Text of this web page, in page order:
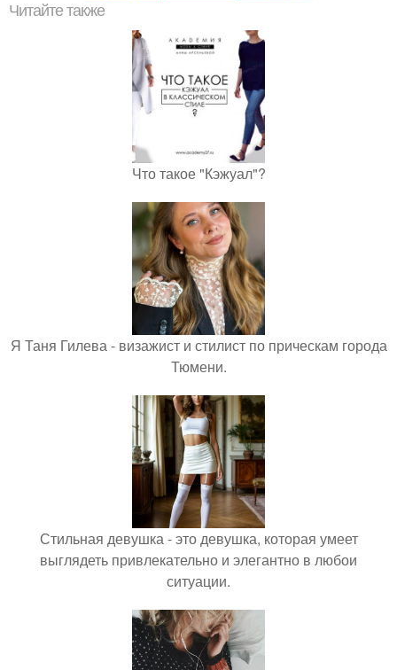
Читайте также
Что такое "Кэжуал"?
Я Таня Гилева - визажист и стилист по прическам города
Тюмени.
Стильная девушка - это девушка, которая умеет
выглядеть привлекательно и элегантно в любои
ситуации.